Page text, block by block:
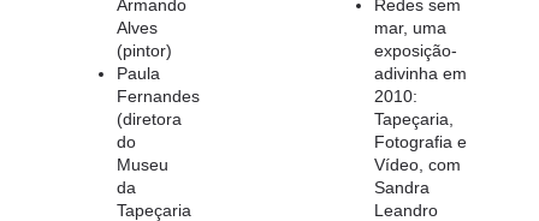
Armando
Alves
(pintor)
Paula
Fernandes
(diretora
do
Museu
da
Tapeçaria
Redes sem
mar, uma
exposição-
adivinha em
2010:
Tapeçaria,
Fotografia e
Vídeo, com
Sandra
Leandro